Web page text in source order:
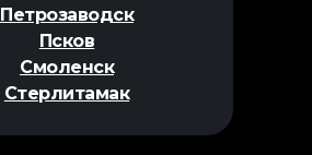
Петрозаводск
Псков
Смоленск
Стерлитамак